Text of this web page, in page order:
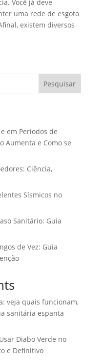
Você já deve
uma rede de esgoto
existem diversos
Pesquisar
em Períodos de
Aumenta e Como se
Ciência,
Sísmicos no
Sanitário: Guia
de Vez: Guia
veja quais funcionam,
sanitária espanta
Diabo Verde no
e Definitivo